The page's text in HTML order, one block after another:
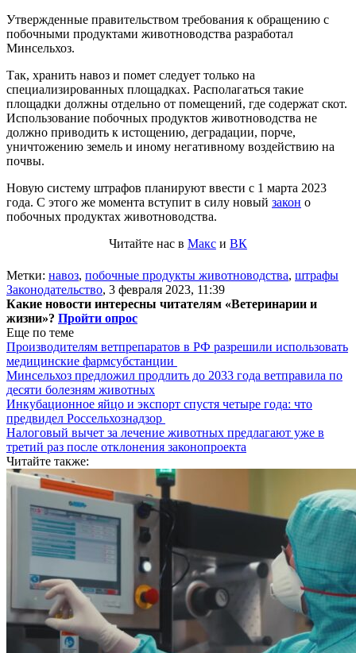
Утвержденные правительством требования к обращению с
побочными продуктами животноводства разработал
Минсельхоз.
Так, хранить навоз и помет следует только на
специализированных площадках. Располагаться такие
площадки должны отдельно от помещений, где содержат скот.
Использование побочных продуктов животноводства не
должно приводить к истощению, деградации, порче,
уничтожению земель и иному негативному воздействию на
почвы.
Новую систему штрафов планируют ввести с 1 марта 2023
года. С этого же момента вступит в силу новый закон о
побочных продуктах животноводства.
Читайте нас в Макс и ВК
Метки: навоз, побочные продукты животноводства, штрафы
Законодательство, 3 февраля 2023, 11:39
Какие новости интересны читателям «Ветеринарии и
жизни»? Пройти опрос
Еще по теме
Производителям ветпрепаратов в РФ разрешили использовать
медицинские фармсубстанции
Минсельхоз предложил продлить до 2033 года ветправила по
десяти болезням животных
Инкубационное яйцо и экспорт спустя четыре года: что
предвидел Россельхознадзор
Налоговый вычет за лечение животных предлагают уже в
третий раз после отклонения законопроекта
Читайте также: